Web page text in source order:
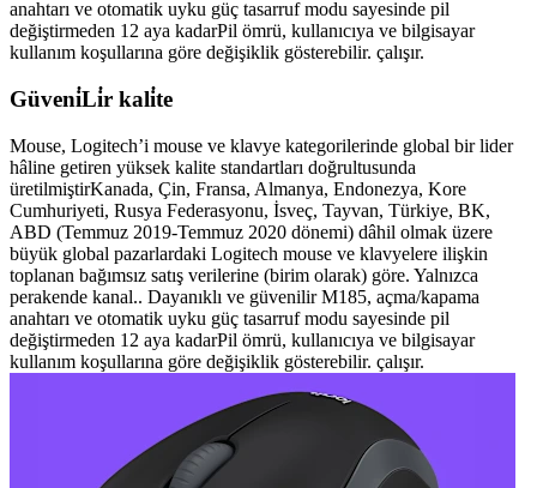
anahtarı ve otomatik uyku güç tasarruf modu sayesinde pil
değiştirmeden 12 aya kadarPil ömrü, kullanıcıya ve bilgisayar
kullanım koşullarına göre değişiklik gösterebilir. çalışır.
Güveni̇Li̇r kali̇te
Mouse, Logitech’i mouse ve klavye kategorilerinde global bir lider
hâline getiren yüksek kalite standartları doğrultusunda
üretilmiştirKanada, Çin, Fransa, Almanya, Endonezya, Kore
Cumhuriyeti, Rusya Federasyonu, İsveç, Tayvan, Türkiye, BK,
ABD (Temmuz 2019-Temmuz 2020 dönemi) dâhil olmak üzere
büyük global pazarlardaki Logitech mouse ve klavyelere ilişkin
toplanan bağımsız satış verilerine (birim olarak) göre. Yalnızca
perakende kanal.. Dayanıklı ve güvenilir M185, açma/kapama
anahtarı ve otomatik uyku güç tasarruf modu sayesinde pil
değiştirmeden 12 aya kadarPil ömrü, kullanıcıya ve bilgisayar
kullanım koşullarına göre değişiklik gösterebilir. çalışır.